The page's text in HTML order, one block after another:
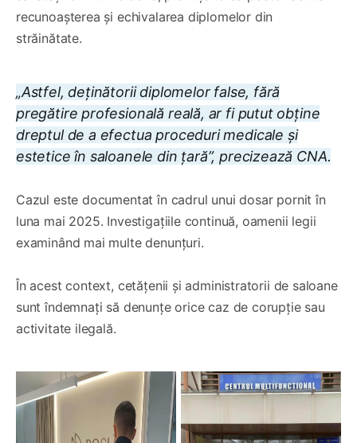
recunoașterea și echivalarea diplomelor din
străinătate.
„Astfel, deținătorii diplomelor false, fără
pregătire profesională reală, ar fi putut obține
dreptul de a efectua proceduri medicale și
estetice în saloanele din țară”, precizează CNA.
Cazul este documentat în cadrul unui dosar pornit în
luna mai 2025. Investigațiile continuă, oamenii legii
examinând mai multe denunțuri.
În acest context, cetățenii și administratorii de saloane
sunt îndemnați să denunțe orice caz de corupție sau
activitate ilegală.